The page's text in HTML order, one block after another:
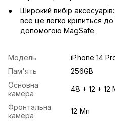
Широкий вибір
все це легко кріпиться
допомогою MagSafe.
Модель
iPhone 14
Пам'ять
256GB
Основна
камера
48 + 12 + 12
Фронтальна
камера
12 Мп